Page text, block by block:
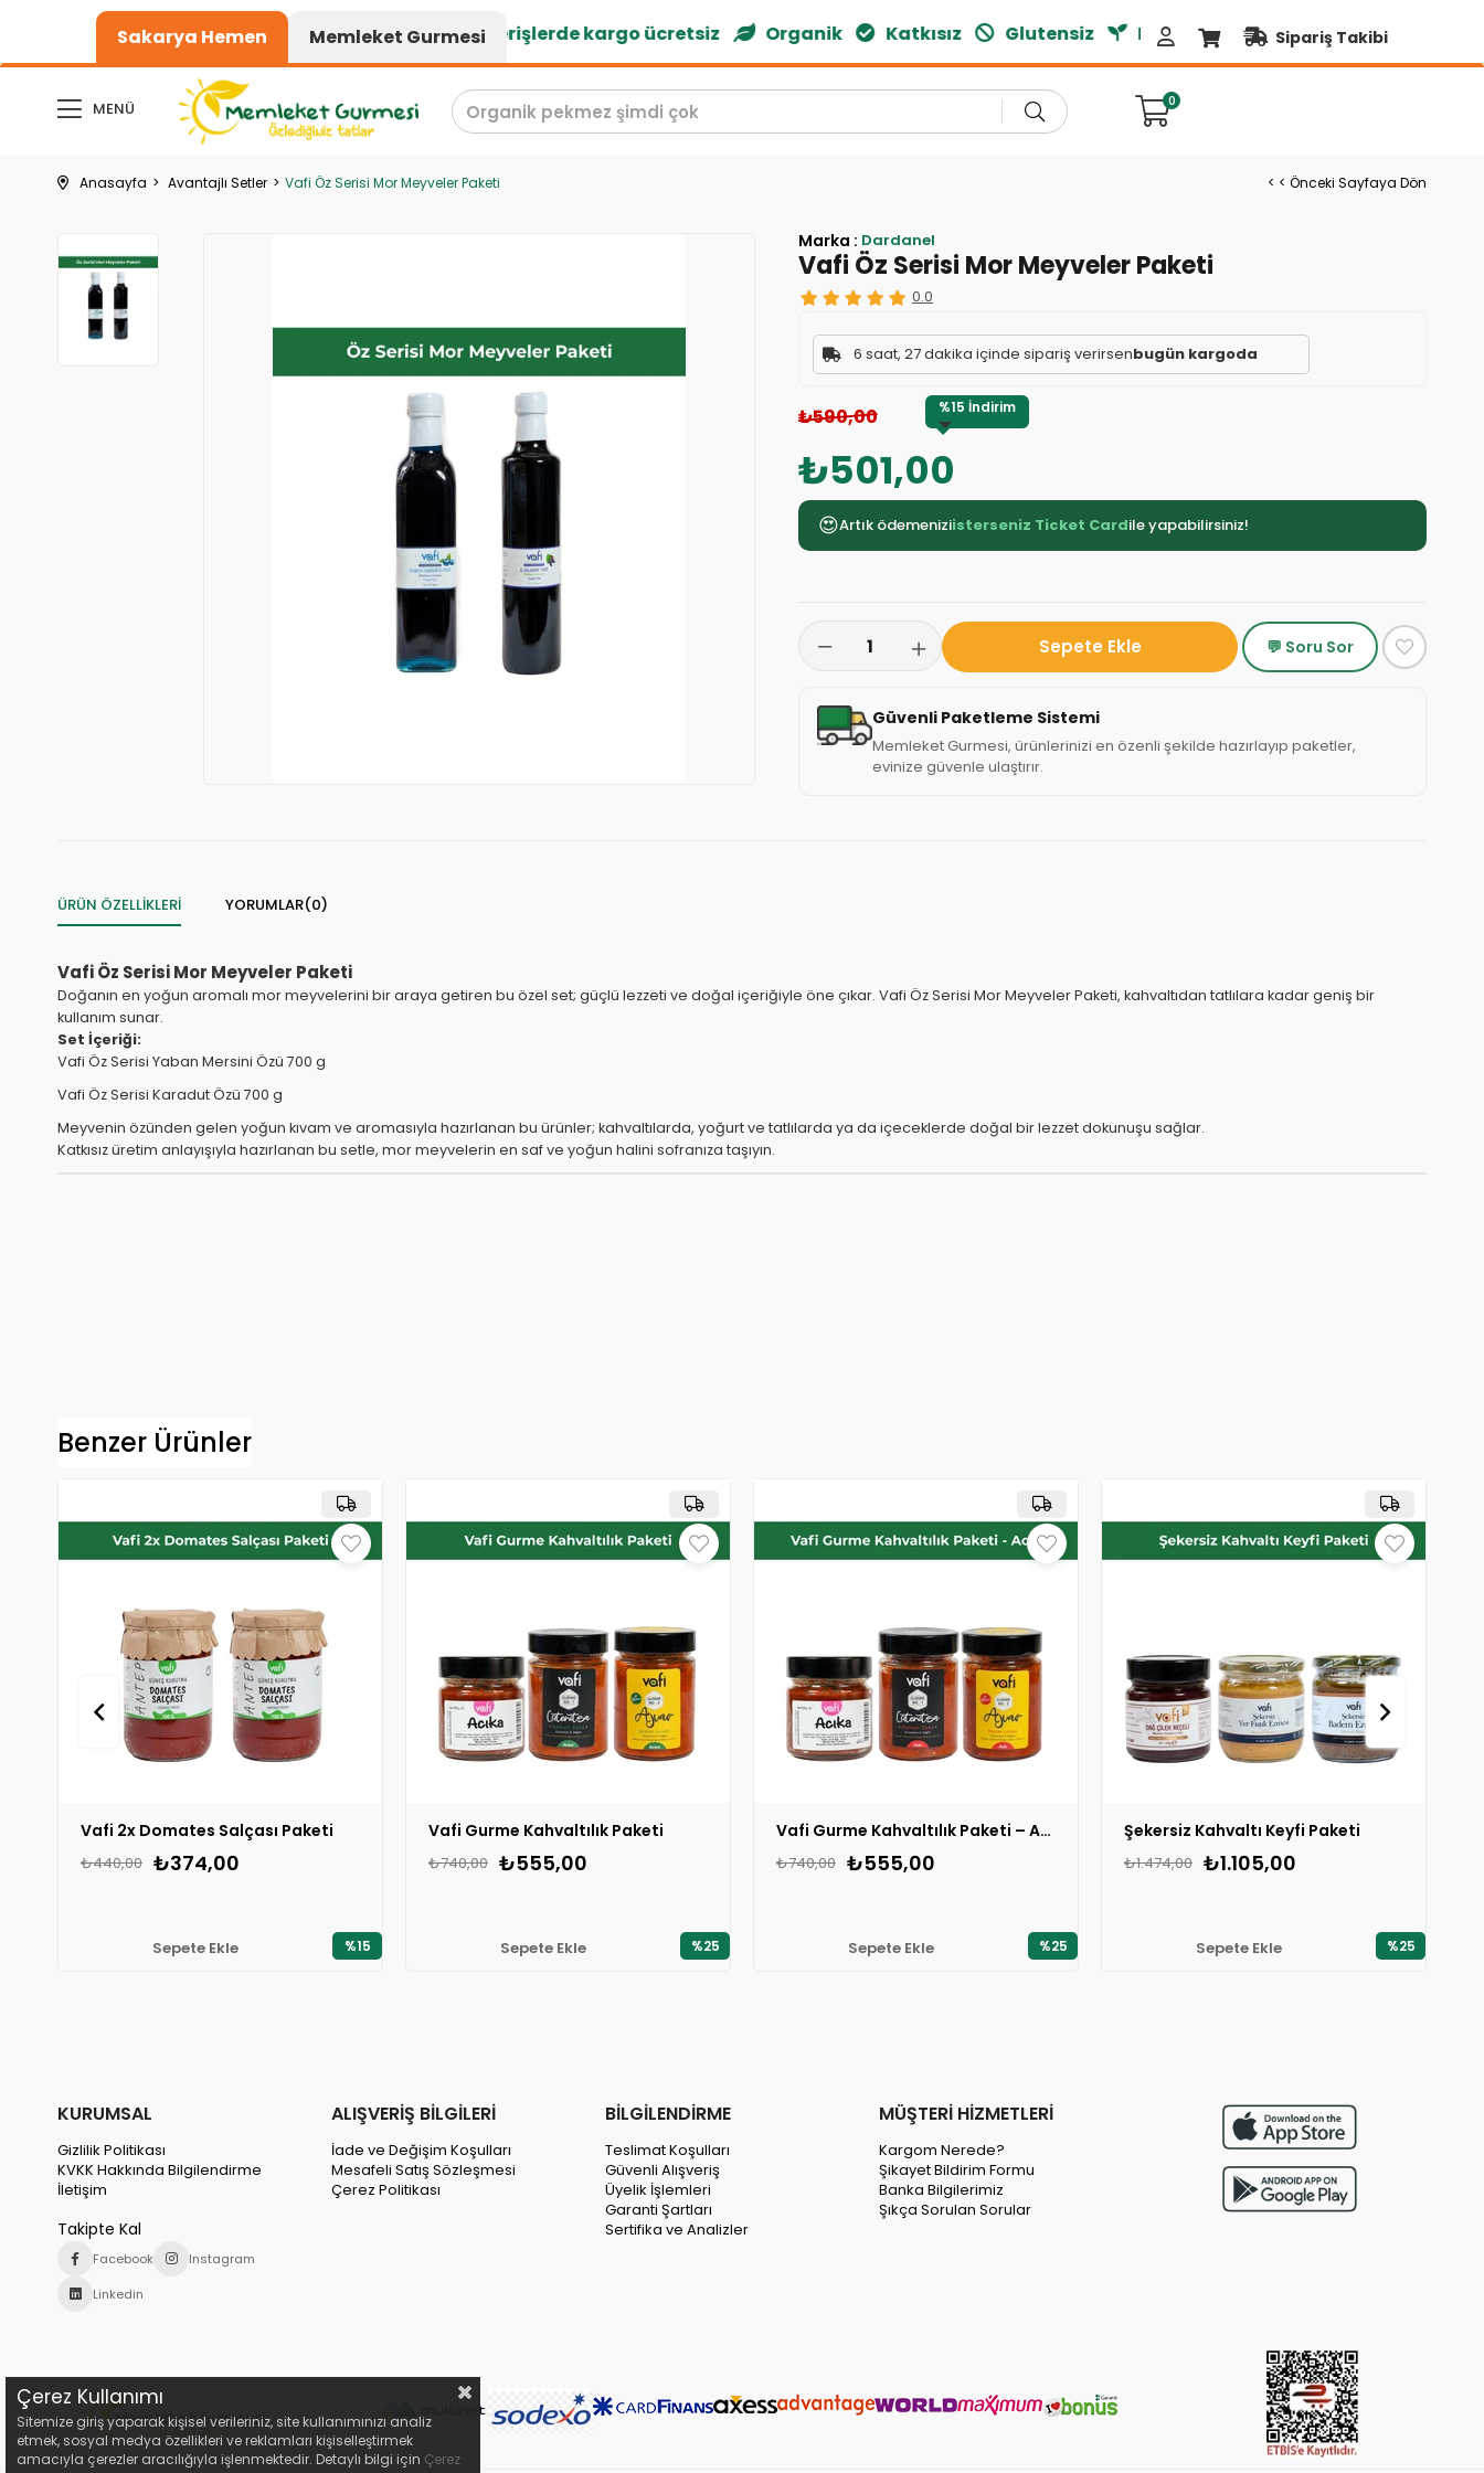
Sakarya Hemen Memleket Gurmesi
1000₺ üzeri alışverişlerde kargo ücretsiz Organik Katkısız Glutensiz Doğal Ürünler Sipariş Takibi
MENÜ 0
Anasayfa Avantajlı Setler Vafi Öz Serisi Mor Meyveler Paketi < < Önceki Sayfaya Dön
Vafi Öz Serisi Mor Meyveler Paketi
0.0
6 saat, 27 dakika içinde sipariş verirsenbugün kargoda
₺590,00 %15 İndirim
₺501,00
Marka : Dardanel
😍Artık ödemeniziisterseniz Ticket Cardile yapabilirsiniz!
💬 Soru Sor
Güvenli Paketleme Sistemi
Memleket Gurmesi, ürünlerinizi en özenli şekilde hazırlayıp paketler,
evinize güvenle ulaştırır.
ÜRÜN ÖZELLIKLERI YORUMLAR(0)
Vafi Öz Serisi Mor Meyveler Paketi
Doğanın en yoğun aromalı mor meyvelerini bir araya getiren bu özel set; güçlü lezzeti ve doğal içeriğiyle öne çıkar. Vafi Öz Serisi Mor Meyveler Paketi, kahvaltıdan tatlılara kadar geniş bir
kullanım sunar.
Set İçeriği:
Vafi Öz Serisi Yaban Mersini Özü 700 g
Vafi Öz Serisi Karadut Özü 700 g
Meyvenin özünden gelen yoğun kıvam ve aromasıyla hazırlanan bu ürünler; kahvaltılarda, yoğurt ve tatlılarda ya da içeceklerde doğal bir lezzet dokunuşu sağlar.
Katkısız üretim anlayışıyla hazırlanan bu setle, mor meyvelerin en saf ve yoğun halini sofranıza taşıyın.
Benzer Ürünler
Vafi 2x Domates Salçası Paketi
₺374,00
₺440,00
Sepete Ekle %15
Vafi Gurme Kahvaltılık Paketi
₺555,00
₺740,00
Sepete Ekle %25
Vafi Gurme Kahvaltılık Paketi – Acılı
₺555,00
₺740,00
Sepete Ekle %25
Şekersiz Kahvaltı Keyfi Paketi
₺1.105,00
₺1.474,00
Sepete Ekle %25
KURUMSAL
Gizlilik Politikası
KVKK Hakkında Bilgilendirme
İletişim
Takipte Kal
Facebook
Instagram
Linkedin
ALIŞVERİŞ BİLGİLERİ
İade ve Değişim Koşulları
Mesafeli Satış Sözleşmesi
Çerez Politikası
BİLGİLENDİRME
Teslimat Koşulları
Güvenli Alışveriş
Üyelik İşlemleri
Garanti Şartları
Sertifika ve Analizler
MÜŞTERİ HİZMETLERİ
Kargom Nerede?
Şikayet Bildirim Formu
Banka Bilgilerimiz
Şıkça Sorulan Sorular
Çerez Kullanımı
Sitemize giriş yaparak kişisel verileriniz, site kullanımınızı analiz
etmek, sosyal medya özellikleri ve reklamları kişiselleştirmek
amacıyla çerezler aracılığıyla işlenmektedir. Detaylı bilgi için Çerez